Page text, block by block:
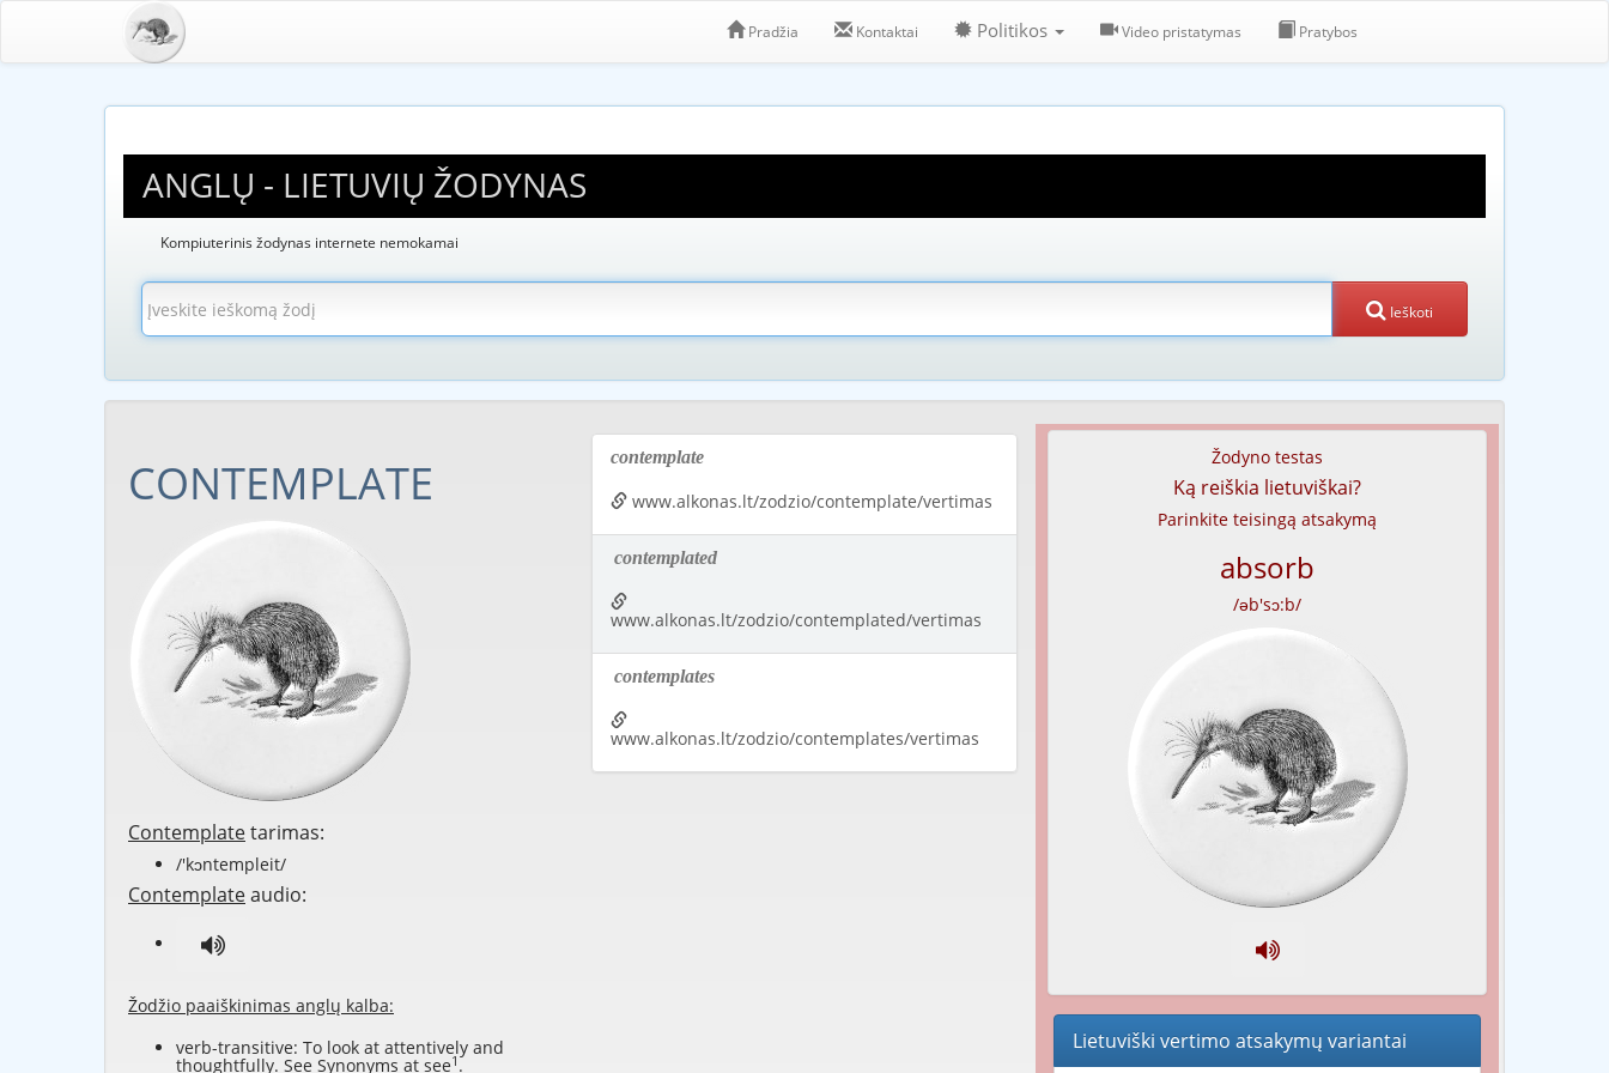
Pradžia Kontaktai Politikos Video pristatymas Pratybos
ANGLŲ - LIETUVIŲ ŽODYNAS
Kompiuterinis žodynas internete nemokamai
Ieškoti
CONTEMPLATE
Contemplatetarimas:
/'kɔntempleit/
Contemplateaudio:
Žodžio paaiškinimas anglų kalba:
verb-transitive: To look at attentively and
thoughtfully. See Synonyms at see1 .
contemplate
www.alkonas.lt/zodzio/contemplate/vertimas
contemplated
www.alkonas.lt/zodzio/contemplated/vertimas
contemplates
www.alkonas.lt/zodzio/contemplates/vertimas
Žodyno testas
Ką reiškia lietuviškai?
Parinkite teisingą atsakymą
absorb
/əb'sɔ:b/
Lietuviški vertimo atsakymų variantai